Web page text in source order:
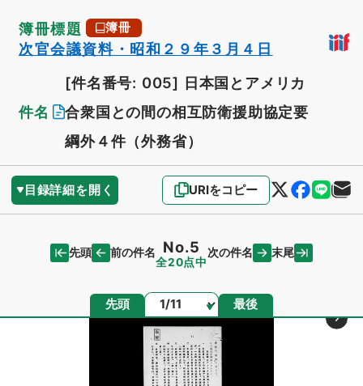
簿冊標題 簿冊
次官会議資料・昭和２９年３月４日
件名
[件名番号: 005] 日本国とアメリカ
合衆国との間の相互防衛援助協定要
綱外４件（外務省）
目録詳細を開く URIをコピー
先頭 前の件名 No.5
全20点中
次の件名 末尾
先頭 ページ 最後